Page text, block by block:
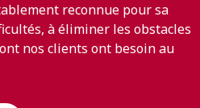
reconnue pour sa
à éliminer les obstacles
nos clients ont besoin au